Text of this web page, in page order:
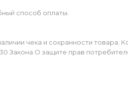
способ оплаты.
чека и сохранности товара.
Закона О защите прав